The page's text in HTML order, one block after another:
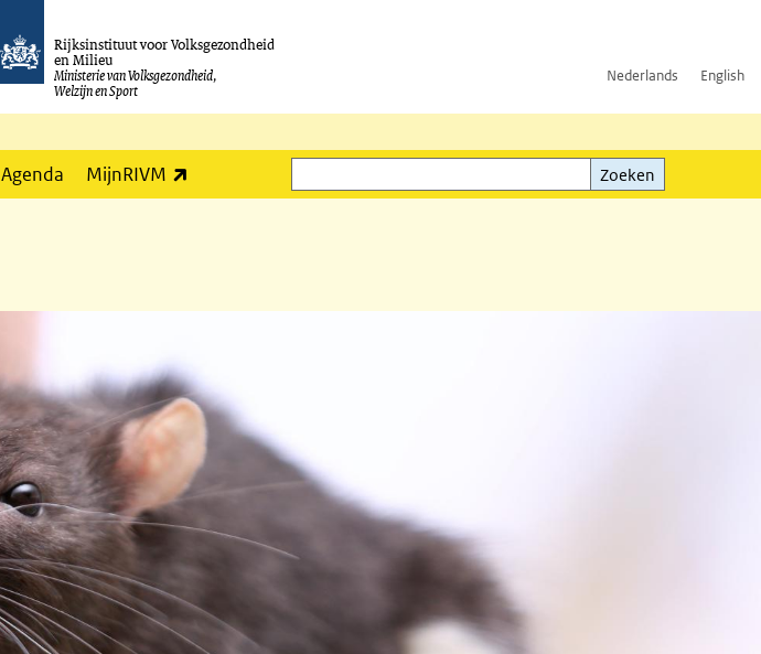
Rijksinstituut voor Volksgezondheid
en Milieu
Ministerie van Volksgezondheid,
Welzijn en Sport
Nederlands English
Agenda MijnRIVM
Zoeken
Zoeken